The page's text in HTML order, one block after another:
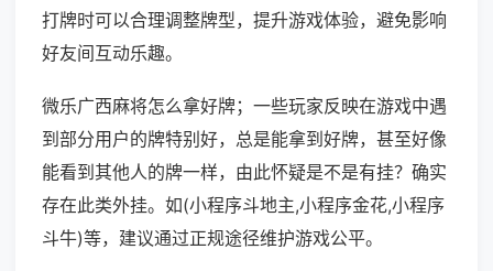
打牌时可以合理调整牌型，提升游戏体验，避免影响
好友间互动乐趣。
微乐广西麻将怎么拿好牌；一些玩家反映在游戏中遇
到部分用户的牌特别好，总是能拿到好牌，甚至好像
能看到其他人的牌一样，由此怀疑是不是有挂？确实
存在此类外挂。如(小程序斗地主,小程序金花,小程序
斗牛)等，建议通过正规途径维护游戏公平。